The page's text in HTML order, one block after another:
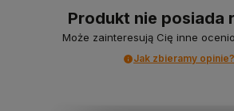
Produkt nie posiada
Może zainteresują Cię inne
Jak zbieramy opinie?